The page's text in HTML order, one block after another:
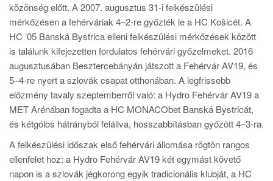
közönség előtt. A 2007. augusztus 31-i felkészülési
mérkőzésen a fehérváriak 4–2-re győzték le a HC Košicét. A
HC ’05 Banská Bystrica elleni felkészülési mérkőzések között
is találunk kifejezetten fordulatos fehérvári győzelmeket. 2016
augusztusában Besztercebányán játszott a Fehérvár AV19, és
5–4-re nyert a szlovák csapat otthonában. A legfrissebb
előzmény tavaly szeptemberről való: a Hydro Fehérvár AV19 a
MET Arénában fogadta a HC MONACObet Banská Bystricát,
és kétgólos hátrányból felállva, hosszabbításban győzött 4–3-ra.
A felkészülési időszak első fehérvári állomása rögtön rangos
ellenfelet hoz: a Hydro Fehérvár AV19 két egymást követő
napon is a szlovák jégkorong egyik tradicionális klubját, a HC